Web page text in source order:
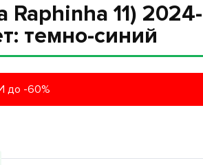
11) 2024-
темно-синий
до -60%